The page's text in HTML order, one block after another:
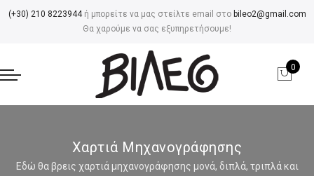
(+30) 210 8223944ή μπορείτε να μας στείλτε email στο bileo2@gmail.com
Θα χαρούμε να σας εξυπηρετήσουμε!
0
Χαρτιά Μηχανογράφησης
Εδώ θα βρεις χαρτιά μηχανογράφησης μονά, διπλά, τριπλά και